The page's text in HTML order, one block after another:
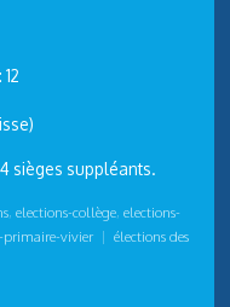
sièges suppléants.
,elections-collège,elections-
primaire-vivier | élections des